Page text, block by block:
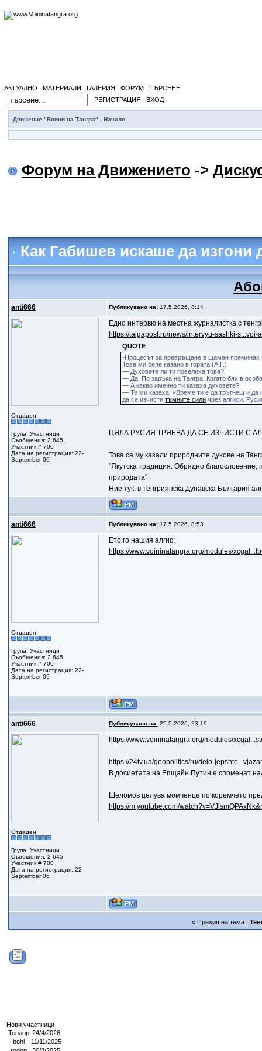
АКТУАЛНО МАТЕРИАЛИ ГАЛЕРИЯ ФОРУМ
ТЪРСЕНЕ
РЕГИСТРАЦИЯ
ВХОД
Движение "Воини на Тангра" - Начало
Форум на Движението ->
Как Габишев искаше да изгони
anti666 Публикувано на:17.5.2026, 8:14
Отдаден
Група: Участници
Съобщения: 2 645
Участник # 700
Дата на регистрация: 22-
September 06
Едно интервю на местна журналистка с
https://taigapost.ru/news/intervyu-sashki-s...voi-
QUOTE
-Процесът за превръщане в шаман преминах
Това ми бепе казано в гората (A.Г.)
— Духовете ли ти повелиха това?
— Да. По заръка на Тангра! Когато бях в
— А какво именно ти казаха духовете?
— Те ми казаха: «Време ти е да тръгнеш и да
да се изчиститъмните сили чрез алгиси.
ЦЯЛА РУСИЯ ТРЯБВА ДА СЕ ИЗЧИСТИ С
Това са му казали природните духове на
"Якутска традиция: Обрядно
природата"
Ние тук, в тенгриянска Дунавска България
anti666 Публикувано на:17.5.2026, 8:53
Отдаден
Група: Участници
Съобщения: 2 645
Участник # 700
Дата на регистрация: 22-
September 06
Ето го нашия алгис:
https://www.voininatangra.org/modules/
anti666 Публикувано на:25.5.2026, 23:19
Отдаден
Група: Участници
Съобщения: 2 645
Участник # 700
Дата на регистрация: 22-
September 06
https://www.voininatangra.org/modules/
https://24tv.ua/geopolitics/ru/delo-
В досиетата на Епщайн Путин е споменат
Шеломов целува момченце по коремчето
https://m.youtube.com/
«Предишна тема |
Нови участници
Теодор 24/4/2026
bohi
11/11/2025